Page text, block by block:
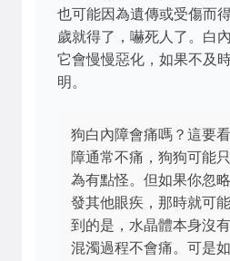
也可能因為遺傳或受傷而
歲就得了，嚇死人了。白
它會慢慢惡化，如果不及
明。
狗白內障會痛嗎？這要
障通常不痛，狗狗可能
為有點怪。但如果你忽
發其他眼疾，那時就可
到的是，水晶體本身沒
混濁過程不會痛。可是